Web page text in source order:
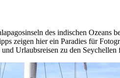
des indischen
zeigen hier ein Paradies für
Urlaubsreisen zu den